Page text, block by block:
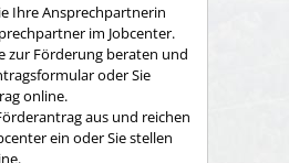
Ihre Ansprechpartnerin
im Jobcenter.
zur Förderung beraten und
oder Sie
online.
aus und reichen
ein oder Sie stellen